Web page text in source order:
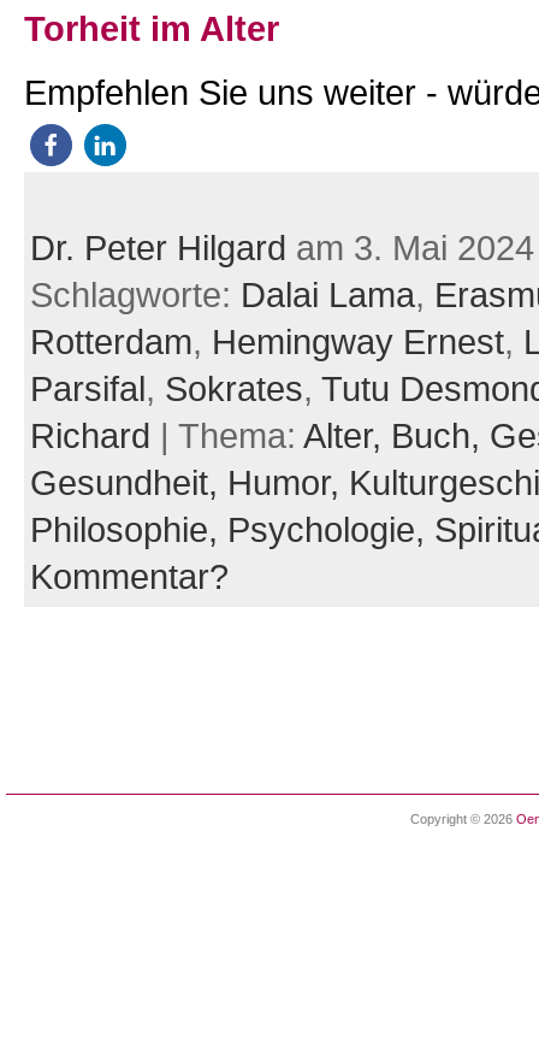
Torheit im Alter
Empfehlen Sie uns weiter -
Dr. Peter Hilgard am 3. Mai 2024
Schlagworte: Dalai Lama,
Rotterdam, Hemingway Ernest,
Parsifal, Sokrates, Tutu
Richard | Thema: Alter, Buch,
Gesundheit, Humor,
Philosophie, Psychologie,
Kommentar?
Copyright © 2026